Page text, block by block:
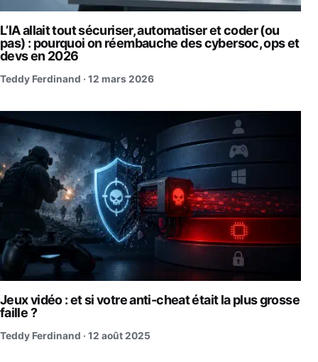
L’IA allait tout sécuriser, automatiser et coder (ou
pas) : pourquoi on réembauche des cybersoc, ops et
devs en 2026
Teddy Ferdinand · 12 mars 2026
Jeux vidéo : et si votre anti-cheat était la plus grosse
faille ?
Teddy Ferdinand · 12 août 2025